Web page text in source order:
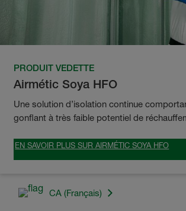
PRODUIT VEDETTE
Airmétic Soya HFO
Une solution d’isolation continue
gonflant à très faible potentiel de
EN SAVOIR PLUS SUR AIRMÉTIC SOYA HFO
CA (Français)